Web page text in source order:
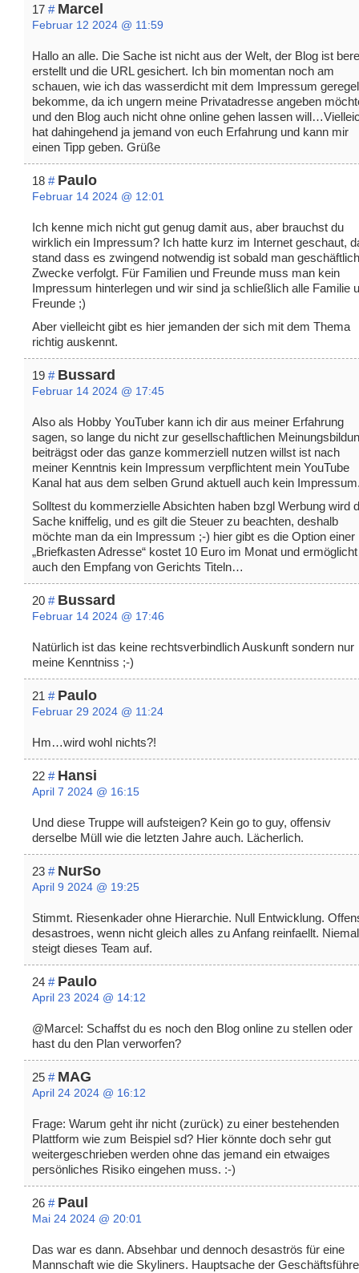
17 # Marcel
Februar 12 2024 @ 11:59
Hallo an alle. Die Sache ist nicht aus der Welt, der Blog ist
erstellt und die URL gesichert. Ich bin momentan noch am
schauen, wie ich das wasserdicht mit dem Impressum
bekomme, da ich ungern meine Privatadresse angeben
und den Blog auch nicht ohne online gehen lassen
hat dahingehend ja jemand von euch Erfahrung und kann mir
einen Tipp geben. Grüße
18 # Paulo
Februar 14 2024 @ 12:01
Ich kenne mich nicht gut genug damit aus, aber brauchst du
wirklich ein Impressum? Ich hatte kurz im Internet geschaut,
stand dass es zwingend notwendig ist sobald man
Zwecke verfolgt. Für Familien und Freunde muss man kein
Impressum hinterlegen und wir sind ja schließlich alle Familie
Freunde ;)
Aber vielleicht gibt es hier jemanden der sich mit dem Thema
richtig auskennt.
19 # Bussard
Februar 14 2024 @ 17:45
Also als Hobby YouTuber kann ich dir aus meiner Erfahrung
sagen, so lange du nicht zur gesellschaftlichen
beiträgst oder das ganze kommerziell nutzen willst ist nach
meiner Kenntnis kein Impressum verpflichtent mein YouTube
Kanal hat aus dem selben Grund aktuell auch kein
Solltest du kommerzielle Absichten haben bzgl Werbung wird
Sache kniffelig, und es gilt die Steuer zu beachten, deshalb
möchte man da ein Impressum ;-) hier gibt es die Option einer
„Briefkasten Adresse“ kostet 10 Euro im Monat und ermöglicht
auch den Empfang von Gerichts Titeln…
20 # Bussard
Februar 14 2024 @ 17:46
Natürlich ist das keine rechtsverbindlich Auskunft sondern nur
meine Kenntniss ;-)
21 # Paulo
Februar 29 2024 @ 11:24
Hm…wird wohl nichts?!
22 # Hansi
April 7 2024 @ 16:15
Und diese Truppe will aufsteigen? Kein go to guy, offensiv
derselbe Müll wie die letzten Jahre auch. Lächerlich.
23 # NurSo
April 9 2024 @ 19:25
Stimmt. Riesenkader ohne Hierarchie. Null Entwicklung.
desastroes, wenn nicht gleich alles zu Anfang reinfaellt.
steigt dieses Team auf.
24 # Paulo
April 23 2024 @ 14:12
@Marcel: Schaffst du es noch den Blog online zu stellen oder
hast du den Plan verworfen?
25 # MAG
April 24 2024 @ 16:12
Frage: Warum geht ihr nicht (zurück) zu einer bestehenden
Plattform wie zum Beispiel sd? Hier könnte doch sehr gut
weitergeschrieben werden ohne das jemand ein etwaiges
persönliches Risiko eingehen muss. :-)
26 # Paul
Mai 24 2024 @ 20:01
Das war es dann. Absehbar und dennoch desaströs für eine
Mannschaft wie die Skyliners. Hauptsache der